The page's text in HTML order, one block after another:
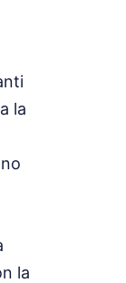
la
la